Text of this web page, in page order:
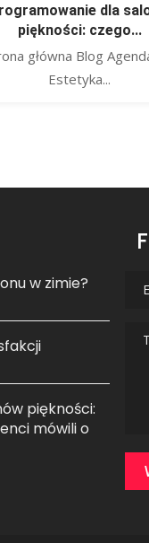
dla
piękności: czego...
główna Blog
Estetyka...
w zimie?
piękności:
mówili o